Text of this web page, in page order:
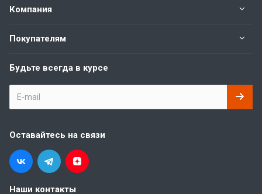
Компания
Покупателям
Будьте всегда в курсе
Оставайтесь на связи
Наши контакты